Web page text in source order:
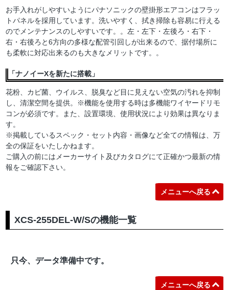
お手入れがしやすいようにパナソニックの壁掛形エアコンはフラッ
トパネルを採用しています。洗いやすく、拭き掃除も容易に行える
のでメンテナンスのしやすいです。。左・左下・左後ろ・右下・
右・右後ろと6方向の多様な配管引回しが出来るので、据付場所に
も柔軟に対応出来るのも大きなメリットです。。
「ナノイーXを新たに搭載」
花粉、カビ菌、ウイルス、脱臭など目に見えない空気の汚れを抑制
し、清潔空間を提供。※機能を使用する時は多機能ワイヤードリモ
コンが必須です。また、設置環境、使用状況により効果は異なりま
す。
※掲載しているスペック・セット内容・画像など全ての情報は、万
全の保証をいたしかねます。
ご購入の前にはメーカーサイト及びカタログにて正確かつ最新の情
報をご確認下さい。
メニューへ戻る
XCS-255DEL-W/Sの機能一覧
只今、データ準備中です。
メニューへ戻る